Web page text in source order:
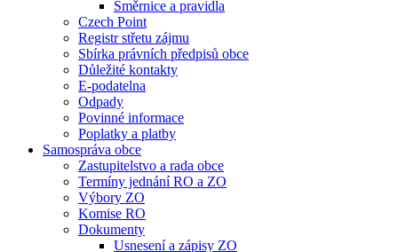
Směrnice a pravidla
Czech Point
Registr střetu zájmu
Sbírka právních předpisů obce
Důležité kontakty
E-podatelna
Odpady
Povinné informace
Poplatky a platby
Samospráva obce
Zastupitelstvo a rada obce
Termíny jednání RO a ZO
Výbory ZO
Komise RO
Dokumenty
Usnesení a zápisy ZO